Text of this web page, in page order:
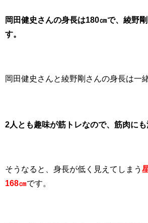
岡田健史さんの身長は180㎝で、綾野
す。
岡田健史さんと綾野剛さんの身長は一
2人とも趣味が筋トレなので、筋肉にも
そうなると、身長が低く見えてしまう
168㎝です。